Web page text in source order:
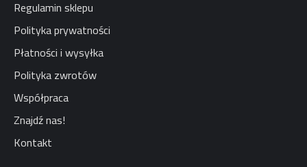
Regulamin sklepu
Polityka prywatności
Płatności i wysyłka
Polityka zwrotów
Współpraca
Znajdź nas!
Kontakt